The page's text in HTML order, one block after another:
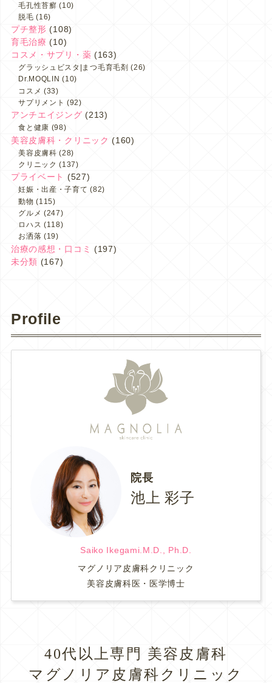
毛孔性苔癬 (10)
脱毛 (16)
プチ整形 (108)
育毛治療 (10)
コスメ・サプリ・薬 (163)
グラッシュビスタ|まつ毛育毛剤 (26)
Dr.MOQLIN (10)
コスメ (33)
サプリメント (92)
アンチエイジング (213)
食と健康 (98)
美容皮膚科・クリニック (160)
美容皮膚科 (28)
クリニック (137)
プライベート (527)
妊娠・出産・子育て (82)
動物 (115)
グルメ (247)
ロハス (118)
お洒落 (19)
治療の感想・口コミ
(197)
未分類 (167)
Profile
院長
池上 彩子
Saiko Ikegami.M.D., Ph.D.
マグノリア皮膚科クリニック
美容皮膚科医・医学博士
40代以上専門 美容皮膚科
マグノリア皮膚科クリニック